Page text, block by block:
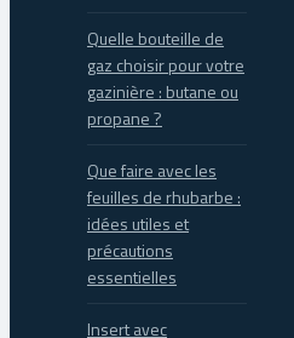
Quelle bouteille de
gaz choisir pour votre
gazinière : butane ou
propane ?
Que faire avec les
feuilles de rhubarbe :
idées utiles et
précautions
essentielles
Insert avec